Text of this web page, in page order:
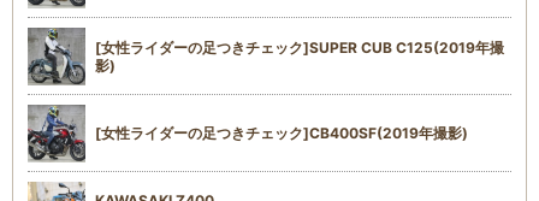
[女性ライダーの足つきチェック]SUPER CUB C125(2019年撮
影)
[女性ライダーの足つきチェック]CB400SF(2019年撮影)